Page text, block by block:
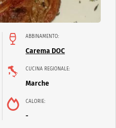
ABBINAMENTO:
Carema DOC
CUCINA REGIONALE:
Marche
CALORIE:
-